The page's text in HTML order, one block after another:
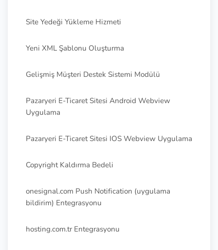
Site Yedeği Yükleme Hizmeti
Yeni XML Şablonu Oluşturma
Gelişmiş Müşteri Destek Sistemi Modülü
Pazaryeri E-Ticaret Sitesi Android Webview
Uygulama
Pazaryeri E-Ticaret Sitesi IOS Webview Uygulama
Copyright Kaldırma Bedeli
onesignal.com Push Notification (uygulama
bildirim) Entegrasyonu
hosting.com.tr Entegrasyonu